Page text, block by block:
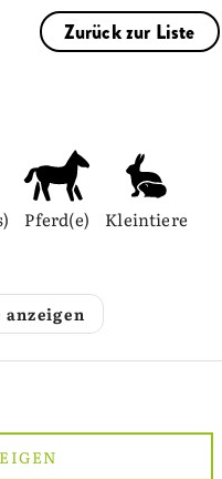
Zurück zur Liste
Pferd(e) Kleintiere